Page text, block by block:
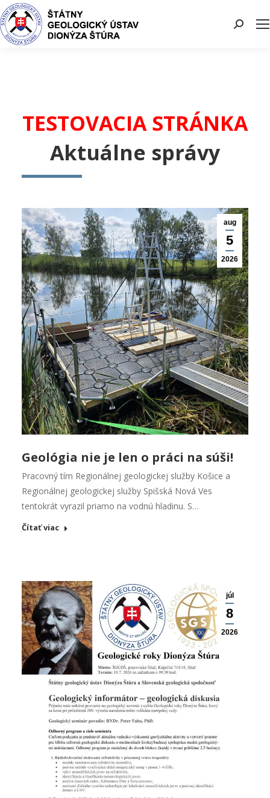
Search:
TESTOVACIA STRÁNKA
Aktuálne správy
aug
5
2026
Geológia nie je len o práci na súši!
Pracovný tím Regionálnej geologickej služby Košice a
Regionálnej geologickej služby Spišská Nová Ves
tentokrát vyrazil priamo na vodnú hladinu. S…
Čítať viac
júl
8
2026